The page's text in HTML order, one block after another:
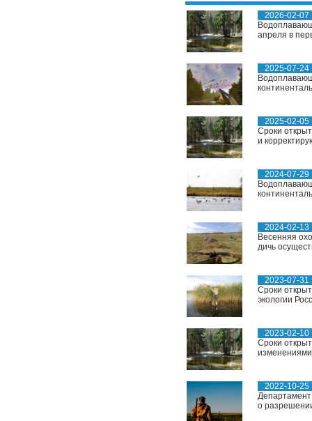
2026-02-07
апреля в
2025-07-24
2025-02-05
Сроки
и
2024-07-29
2024-02-13
Весенняя
дичь
2023-07-31
Сроки
экологии
2023-02-10
Сроки
2022-10-25
Департамент
о